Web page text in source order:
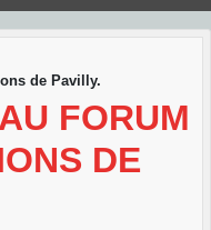
de Pavilly.
FORUM
DE